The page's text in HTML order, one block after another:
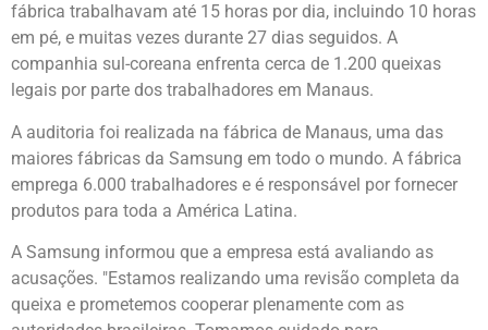
fábrica trabalhavam até 15 horas por dia, incluindo 10 horas
em pé, e muitas vezes durante 27 dias seguidos. A
companhia sul-coreana enfrenta cerca de 1.200 queixas
legais por parte dos trabalhadores em Manaus.
A auditoria foi realizada na fábrica de Manaus, uma das
maiores fábricas da Samsung em todo o mundo. A fábrica
emprega 6.000 trabalhadores e é responsável por fornecer
produtos para toda a América Latina.
A Samsung informou que a empresa está avaliando as
acusações. "Estamos realizando uma revisão completa da
queixa e prometemos cooperar plenamente com as